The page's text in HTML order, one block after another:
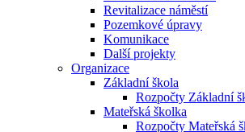
Revitalizace náměstí
Pozemkové úpravy
Komunikace
Další projekty
Organizace
Základní škola
Rozpočty Základní
Mateřská školka
Rozpočty Mateřská